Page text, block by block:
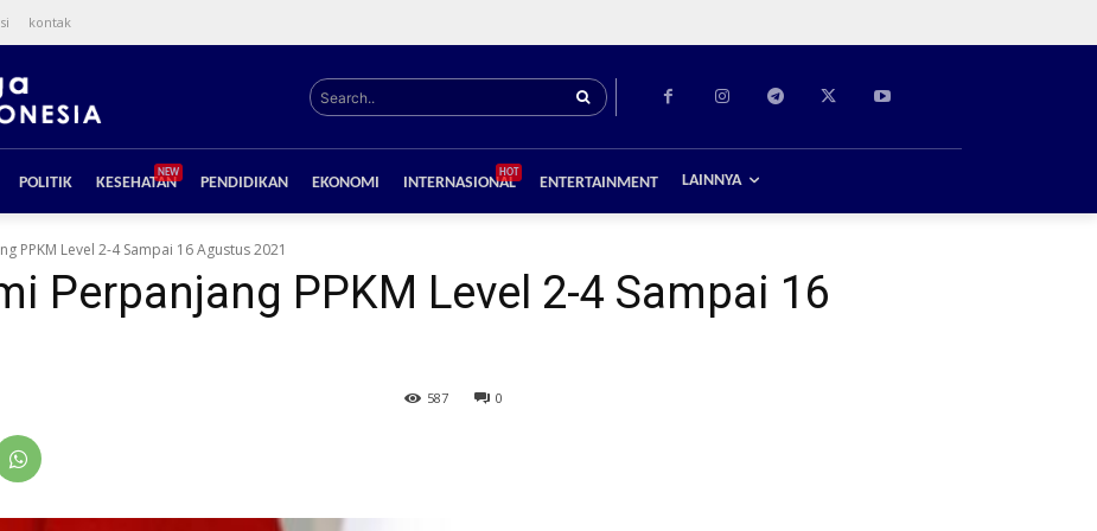
kontak
Search..
POLITIK KESEHATAN
NEW
PENDIDIKAN EKONOMI INTERNASIONAL
HOT
ENTERTAINMENT LAINNYA
PPKM Level 2-4 Sampai 16 Agustus 2021
Perpanjang PPKM Level 2-4 Sampai 16
0
587